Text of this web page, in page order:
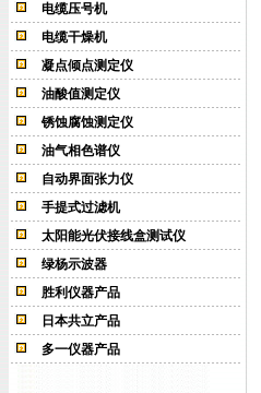
电缆压号机
电缆干燥机
凝点倾点测定仪
油酸值测定仪
锈蚀腐蚀测定仪
油气相色谱仪
自动界面张力仪
手提式过滤机
太阳能光伏接线盒测试仪
绿杨示波器
胜利仪器产品
日本共立产品
多一仪器产品